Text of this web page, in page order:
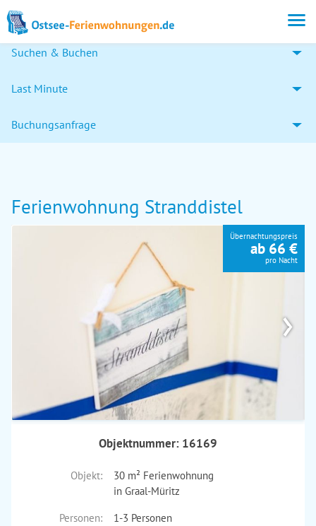
Suchen & Buchen
Last Minute
Buchungsanfrage
Ferienwohnung Stranddistel
›
Übernachtungspreis
ab 66 €
pro Nacht
Objektnummer: 16169
Objekt:
30 m² Ferienwohnung
in Graal-Müritz
Personen:
1-3 Personen